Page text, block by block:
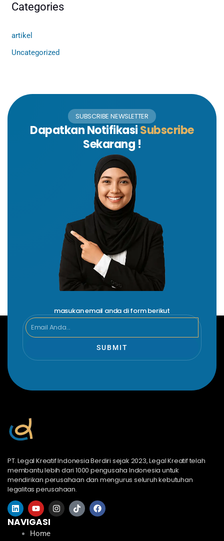
Categories
artikel
Uncategorized
SUBSCRIBE NEWSLETTER
Dapatkan NotifikasiSubscribe
Sekarang !
masukan email anda di form berikut
Email
SUBMIT
PT. Legal Kreatif Indonesia Berdiri sejak 2023, Legal Kreatif telah
membantu lebih dari 1000 pengusaha Indonesia untuk
mendirikan perusahaan dan mengurus seluruh kebutuhan
legalitas perusahaan.
L
i
n
k
Y
o
u
t
u
I
n
s
T
i
k
F
a
c
NAVIGASI
Home